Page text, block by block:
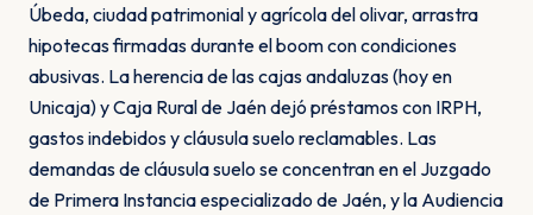
Úbeda, ciudad patrimonial y agrícola del olivar, arrastra
hipotecas firmadas durante el boom con condiciones
abusivas. La herencia de las cajas andaluzas (hoy en
Unicaja) y Caja Rural de Jaén dejó préstamos con IRPH,
gastos indebidos y cláusula suelo reclamables. Las
demandas de cláusula suelo se concentran en el Juzgado
de Primera Instancia especializado de Jaén, y la Audiencia